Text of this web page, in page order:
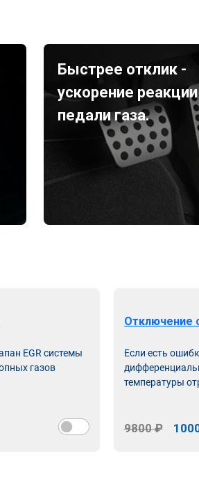
Быстрее отклик -
ускорение реакции
педали газа.
EGR системы
газов
Отключение
Если есть
температуры
9800 ₽